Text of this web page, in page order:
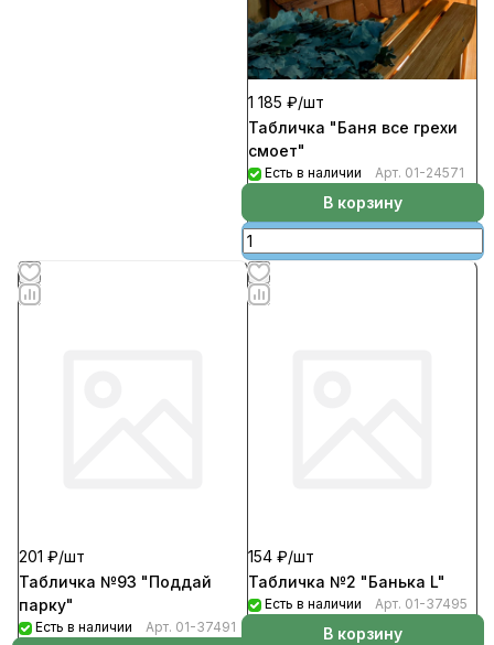
1 185 ₽/шт
Табличка "Баня все грехи
смоет"
Есть в наличии Арт. 01-24571
В корзину
201 ₽/шт
Табличка №93 "Поддай
парку"
Есть в наличии Арт. 01-37491
154 ₽/шт
Табличка №2 "Банька L"
Есть в наличии Арт. 01-37495
В корзину